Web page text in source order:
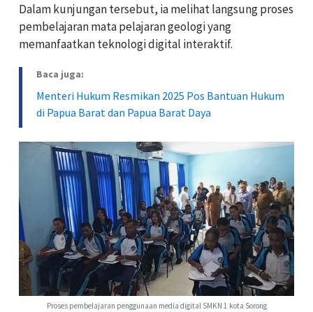
Dalam kunjungan tersebut, ia melihat langsung proses
pembelajaran mata pelajaran geologi yang
memanfaatkan teknologi digital interaktif.
Baca juga:
Menteri Hukum Resmikan 2025 Pos Bantuan Hukum
di Papua Barat dan Papua Barat Daya
Proses pembelajaran penggunaan media digital SMKN 1 kota Sorong